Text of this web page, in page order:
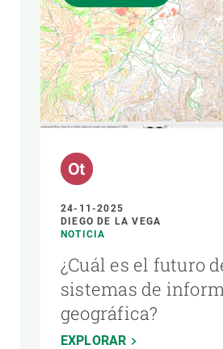
24-11-2025
DIEGO DE LA VEGA
NOTICIA
¿Cuál es el futuro
sistemas de
geográfica?
EXPLORAR